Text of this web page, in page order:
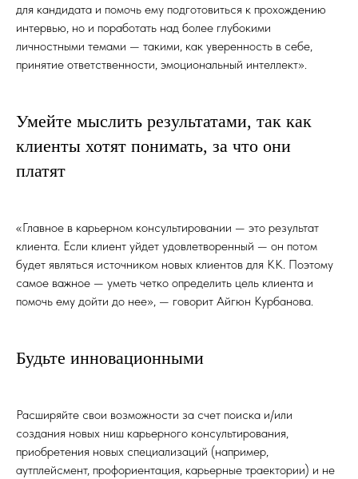
для кандидата и помочь ему подготовиться к прохождению
интервью, но и поработать над более глубокими
личностными темами — такими, как уверенность в себе,
принятие ответственности, эмоциональный интеллект».
Умейте мыслить результатами, так как
клиенты хотят понимать, за что они
платят
«Главное в карьерном консультировании — это результат
клиента. Если клиент уйдет удовлетворенный — он потом
будет являться источником новых клиентов для КК. Поэтому
самое важное — уметь четко определить цель клиента и
помочь ему дойти до нее», — говорит Айгюн Курбанова.
Будьте инновационными
Расширяйте свои возможности за счет поиска и/или
создания новых ниш карьерного консультирования,
приобретения новых специализаций (например,
аутплейсмент, профориентация, карьерные траектории) и не